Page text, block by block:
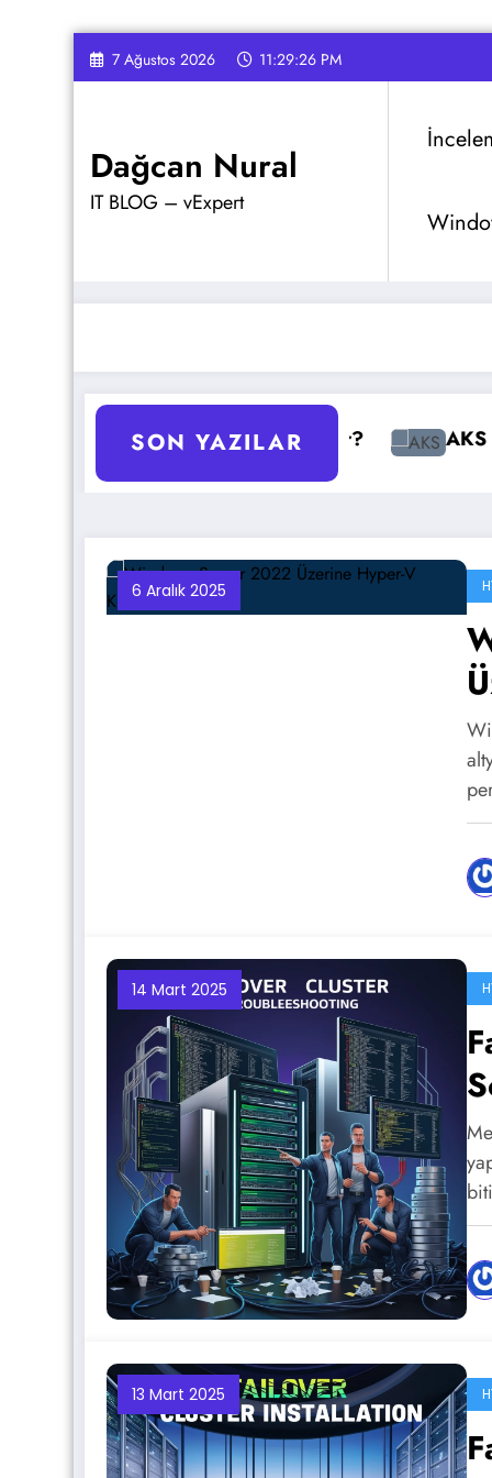
İçeriğe
atla
7 Ağustos 2026 11:29:27 PM
Dağcan Nural
IT BLOG – vExpert
SON YAZILAR
AKS Pod Otomatik Ölçeklendirme
6 Aralık 2025
14 Mart 2025
13 Mart 2025